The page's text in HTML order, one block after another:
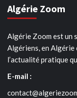
Algérie Zoom
Algérie Zoom est un
Algériens, en Algérie
l’actualité pratique
E-mail :